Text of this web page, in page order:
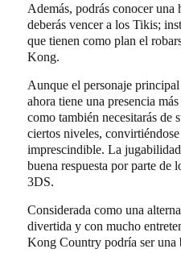
Además, podrás conocer
deberás vencer a los Tikis;
que tienen como plan el
Kong.
Aunque el personaje
ahora tiene una presencia
como también necesitarás de
ciertos niveles,
imprescindible. La
buena respuesta por parte de
3DS.
Considerada como una
divertida y con mucho
Kong Country podría ser una